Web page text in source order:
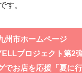
す。
州市ホームページ
プロジェクト第2
でお店を応援「夏に